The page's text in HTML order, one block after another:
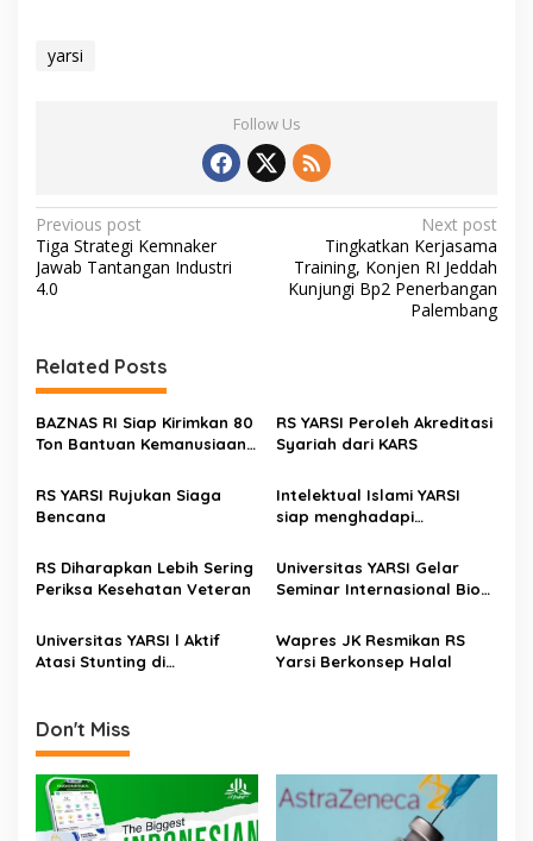
yarsi
Follow Us
P
o
s
n
a
v
i
g
a
t
i
o
n
Previous post
Tiga Strategi Kemnaker
Jawab Tantangan Industri
4.0
Next post
Tingkatkan Kerjasama
Training, Konjen RI Jeddah
Kunjungi Bp2 Penerbangan
Palembang
Related Posts
BAZNAS RI Siap Kirimkan 80
Ton Bantuan Kemanusiaan
Udara
RS YARSI Peroleh Akreditasi
Syariah dari KARS
RS YARSI Rujukan Siaga
Bencana
Intelektual Islami YARSI
siap menghadapi
RS Diharapkan Lebih Sering
Periksa Kesehatan Veteran
Universitas YARSI Gelar
Seminar Internasional Bio
Universitas YARSI l Aktif
Atasi Stunting di
Wapres JK Resmikan RS
Yarsi Berkonsep Halal
Don't Miss